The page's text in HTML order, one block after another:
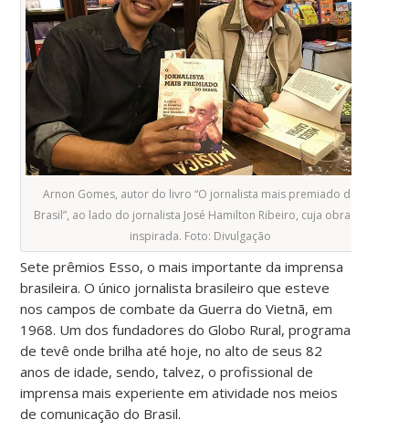
Arnon Gomes, autor do livro “O jornalista mais premiado do
Brasil”, ao lado do jornalista José Hamilton Ribeiro, cuja obra foi
inspirada. Foto: Divulgação
Sete prêmios Esso, o mais importante da imprensa
brasileira. O único jornalista brasileiro que esteve
nos campos de combate da Guerra do Vietnã, em
1968. Um dos fundadores do Globo Rural, programa
de tevê onde brilha até hoje, no alto de seus 82
anos de idade, sendo, talvez, o profissional de
imprensa mais experiente em atividade nos meios
de comunicação do Brasil.